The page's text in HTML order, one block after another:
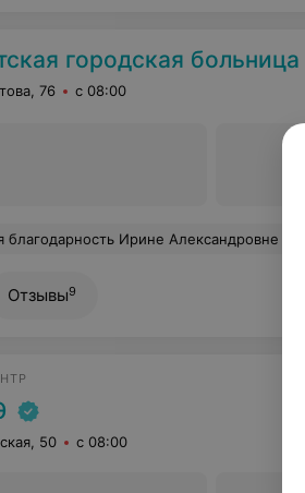
городская
76 с 08:00
- зав.отделения функциональной диагностики, за качественный приём(07.07.2026), диагностику, разъяснение процедуры и её
Отзывы9
50 с 08:00